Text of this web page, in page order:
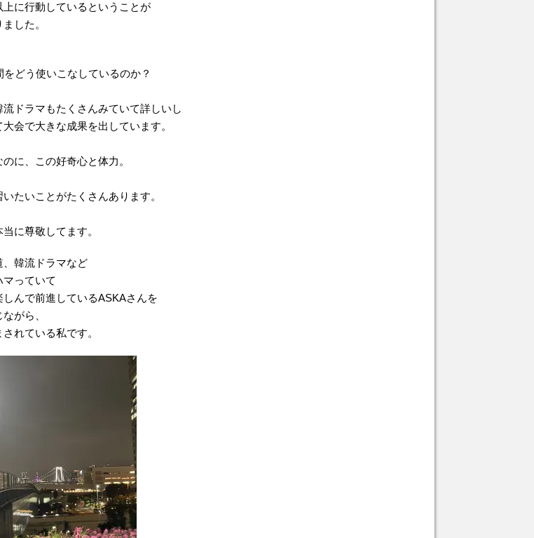
上に行動しているということが
した。
をどう使いこなしているのか？
流ドラマもたくさんみていて詳しいし
会で大きな成果を出しています。
に、この好奇心と体力。
たいことがたくさんあります。
に尊敬してます。
、韓流ドラマなど
マっていて
しんで前進しているASKAさんを
がら、
れている私です。